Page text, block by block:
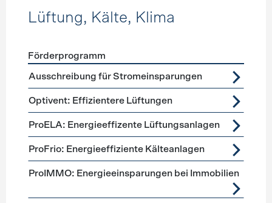
Lüftung, Kälte, Klima
Förderprogramme Lüftung, Kälte, Klima
Förderprogramm
Ausschreibung für Stromeinsparungen
Optivent: Effizientere Lüftungen
ProELA: Energieeffizente Lüftungsanlagen
ProFrio: Energieeffiziente Kälteanlagen
ProIMMO: Energieeinsparungen bei Immobilien